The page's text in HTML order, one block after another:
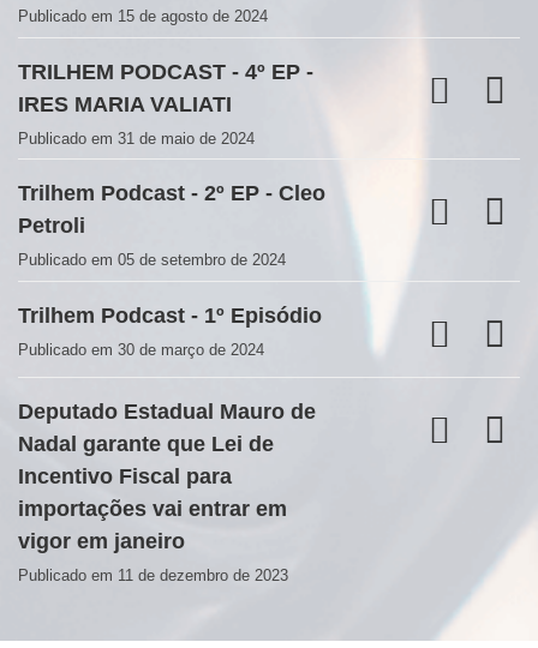
Publicado em 15 de agosto de 2024
TRILHEM PODCAST - 4º EP -
IRES MARIA VALIATI
Publicado em 31 de maio de 2024
Trilhem Podcast - 2º EP - Cleo
Petroli
Publicado em 05 de setembro de 2024
Trilhem Podcast - 1º Episódio
Publicado em 30 de março de 2024
Deputado Estadual Mauro de
Nadal garante que Lei de
Incentivo Fiscal para
importações vai entrar em
vigor em janeiro
Publicado em 11 de dezembro de 2023